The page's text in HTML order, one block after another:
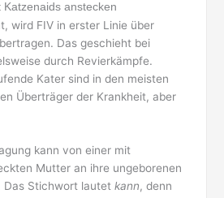
anstecken
wird FIV in erster Linie über
Das geschieht bei
durch Revierkämpfe.
Kater sind in den meisten
Überträger der Krankheit, aber
kann von einer mit
Mutter an ihre ungeborenen
Das Stichwort lautetkann, denn